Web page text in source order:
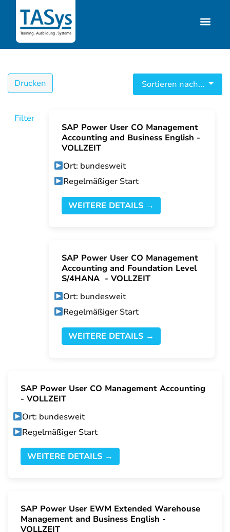
Drucken Sortieren nach...
Filter
SAP Power User CO Management
Accounting and Business English -
VOLLZEIT
Ort: bundesweit
Regelmäßiger Start
WEITERE DETAILS →
SAP Power User CO Management
Accounting and Foundation Level
S/4HANA - VOLLZEIT
Ort: bundesweit
Regelmäßiger Start
WEITERE DETAILS →
SAP Power User CO Management Accounting
- VOLLZEIT
Ort: bundesweit
Regelmäßiger Start
WEITERE DETAILS →
SAP Power User EWM Extended Warehouse
Management and Business English -
VOLLZEIT